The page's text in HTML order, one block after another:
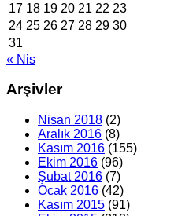
17 18 19 20 21 22 23
24 25 26 27 28 29 30
31
« Nis
Arşivler
Nisan 2018 (2)
Aralık 2016 (8)
Kasım 2016 (155)
Ekim 2016 (96)
Şubat 2016 (7)
Ocak 2016 (42)
Kasım 2015 (91)